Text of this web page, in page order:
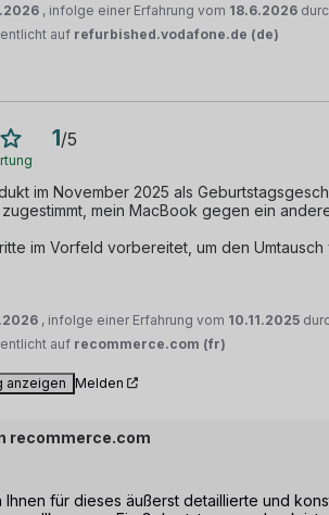
, infolge einer Erfahrung vom 18.6.2026
auf refurbished.vodafone.de (de)
1/5
im November 2025 als
mein MacBook gegen ein
im Vorfeld vorbereitet, um den
, infolge einer Erfahrung vom 10.11.2025
auf recommerce.com (fr)
anzeigen Melden
recommerce.com
Ihnen für dieses äußerst detaillierte und